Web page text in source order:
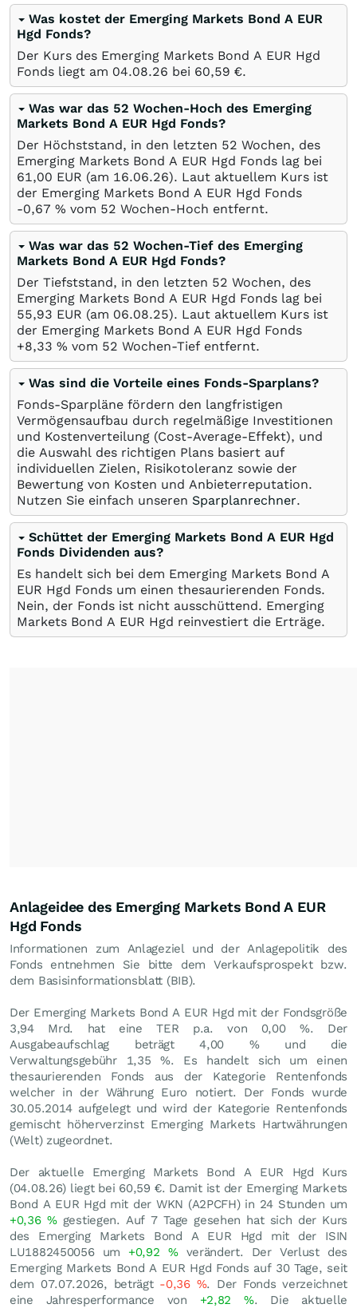
Was kostet der Emerging Markets Bond A EUR
Hgd Fonds?
Der Kurs des Emerging Markets Bond A EUR Hgd
Fonds liegt am 04.08.26 bei 60,59 €.
Was war das 52 Wochen-Hoch des Emerging
Markets Bond A EUR Hgd Fonds?
Der Höchststand, in den letzten 52 Wochen, des
Emerging Markets Bond A EUR Hgd Fonds lag bei
61,00 EUR (am 16.06.26). Laut aktuellem Kurs ist
der Emerging Markets Bond A EUR Hgd Fonds
-0,67 % vom 52 Wochen-Hoch entfernt.
Was war das 52 Wochen-Tief des Emerging
Markets Bond A EUR Hgd Fonds?
Der Tiefststand, in den letzten 52 Wochen, des
Emerging Markets Bond A EUR Hgd Fonds lag bei
55,93 EUR (am 06.08.25). Laut aktuellem Kurs ist
der Emerging Markets Bond A EUR Hgd Fonds
+8,33 % vom 52 Wochen-Tief entfernt.
Was sind die Vorteile eines Fonds-Sparplans?
Fonds-Sparpläne fördern den langfristigen
Vermögensaufbau durch regelmäßige Investitionen
und Kostenverteilung (Cost-Average-Effekt), und
die Auswahl des richtigen Plans basiert auf
individuellen Zielen, Risikotoleranz sowie der
Bewertung von Kosten und Anbieterreputation.
Nutzen Sie einfach unseren Sparplanrechner.
Schüttet der Emerging Markets Bond A EUR Hgd
Fonds Dividenden aus?
Es handelt sich bei dem Emerging Markets Bond A
EUR Hgd Fonds um einen thesaurierenden Fonds.
Nein, der Fonds ist nicht ausschüttend. Emerging
Markets Bond A EUR Hgd reinvestiert die Erträge.
Anlageidee des Emerging Markets Bond A EUR
Hgd Fonds
Informationen zum Anlageziel und der Anlagepolitik des
Fonds entnehmen Sie bitte dem Verkaufsprospekt bzw.
dem Basisinformationsblatt (BIB).
Der Emerging Markets Bond A EUR Hgd mit der Fondsgröße
3,94 Mrd. hat eine TER p.a. von 0,00 %. Der
Ausgabeaufschlag beträgt 4,00 % und die
Verwaltungsgebühr 1,35 %. Es handelt sich um einen
thesaurierenden Fonds aus der Kategorie Rentenfonds
welcher in der Währung Euro notiert. Der Fonds wurde
30.05.2014 aufgelegt und wird der Kategorie Rentenfonds
gemischt höherverzinst Emerging Markets Hartwährungen
(Welt) zugeordnet.
Der aktuelle Emerging Markets Bond A EUR Hgd Kurs
(04.08.26) liegt bei 60,59 €. Damit ist der Emerging Markets
Bond A EUR Hgd mit der WKN (A2PCFH) in 24 Stunden um
+0,36 %gestiegen. Auf 7 Tage gesehen hat sich der Kurs
des Emerging Markets Bond A EUR Hgd mit der ISIN
LU1882450056 um +0,92 %verändert. Der Verlust des
Emerging Markets Bond A EUR Hgd Fonds auf 30 Tage, seit
dem 07.07.2026, beträgt -0,36 %. Der Fonds verzeichnet
eine Jahresperformance von +2,82%. Die aktuelle